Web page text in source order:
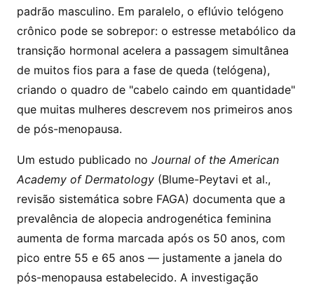
padrão masculino. Em paralelo, o eflúvio telógeno
crônico pode se sobrepor: o estresse metabólico da
transição hormonal acelera a passagem simultânea
de muitos fios para a fase de queda (telógena),
criando o quadro de "cabelo caindo em quantidade"
que muitas mulheres descrevem nos primeiros anos
de pós-menopausa.
Um estudo publicado no Journal of the American
Academy of Dermatology (Blume-Peytavi et al.,
revisão sistemática sobre FAGA) documenta que a
prevalência de alopecia androgenética feminina
aumenta de forma marcada após os 50 anos, com
pico entre 55 e 65 anos — justamente a janela do
pós-menopausa estabelecido. A investigação